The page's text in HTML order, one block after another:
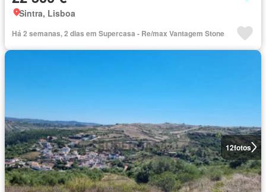
Sintra, Lisboa
Há 2 semanas, 2 dias em Supercasa - Re/max Vantagem Stone
12fotos